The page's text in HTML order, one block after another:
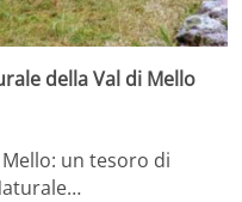
della Val di Mello
un tesoro di